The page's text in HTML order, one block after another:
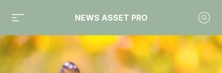
NEWS ASSET PRO
Toute l'actualité sur le tag "Laura Bellet"